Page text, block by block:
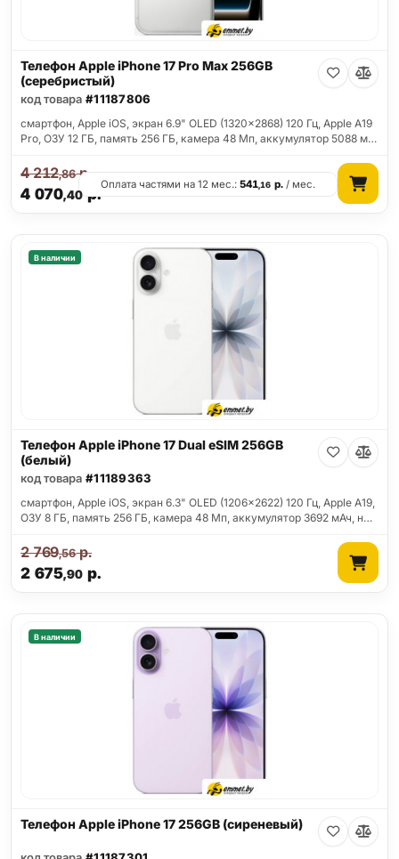
Телефон Apple iPhone 17 Pro Max 256GB
(серебристый)
код товара #11187806
смартфон, Apple iOS, экран 6.9" OLED (1320x2868) 120 Гц, Apple A19
Pro, ОЗУ 12 ГБ, память 256 ГБ, камера 48 Мп, аккумулятор 5088 м…
4 070,40 р.
4 212,86р.
Оплата частями на 12 мес.:541,16 р./ мес.
В наличии
Телефон Apple iPhone 17 Dual eSIM 256GB
(белый)
код товара #11189363
смартфон, Apple iOS, экран 6.3" OLED (1206x2622) 120 Гц, Apple A19,
ОЗУ 8 ГБ, память 256 ГБ, камера 48 Мп, аккумулятор 3692 мАч, н…
2 675,90 р.
2 769,56р.
В наличии
Телефон Apple iPhone 17 256GB (сиреневый)